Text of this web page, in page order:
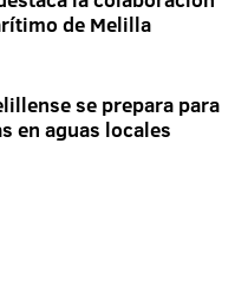
de Melilla
se prepara para
en aguas locales